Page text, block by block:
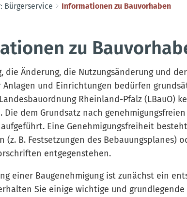
Bürgerservice Informationen zu Bauvorhaben
zu
die Änderung, die Nutzungsänderung und
Anlagen und Einrichtungen bedürfen
Rheinland-Pfalz (LBauO)
Die dem Grundsatz nach
Eine Genehmigungsfreiheit
(z. B. Festsetzungen des Bebauungsplanes)
entgegenstehen.
einer Baugenehmigung ist zunächst ein
Sie einige wichtige und